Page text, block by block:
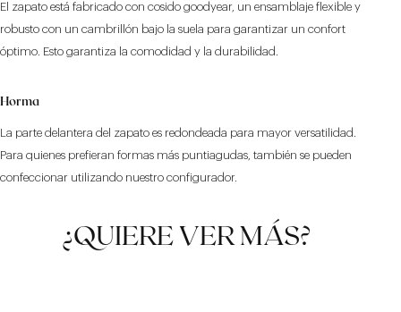
El zapato está fabricado con cosido goodyear, un ensamblaje flexible y
robusto con un cambrillón bajo la suela para garantizar un confort
óptimo. Esto garantiza la comodidad y la durabilidad.
Horma
La parte delantera del zapato es redondeada para mayor versatilidad.
Para quienes prefieran formas más puntiagudas, también se pueden
confeccionar utilizando nuestro configurador.
¿QUIERE VER MÁS?